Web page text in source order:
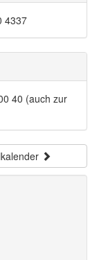
4337
40 (auch zur